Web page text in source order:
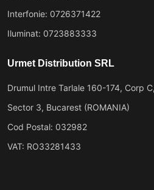
Interfonie: 0726371422
Iluminat: 0723883333
Urmet Distribution SRL
Drumul Intre Tarlale 160-174, Corp
Sector 3, Bucarest (ROMANIA)
Cod Postal: 032982
VAT: RO33281433